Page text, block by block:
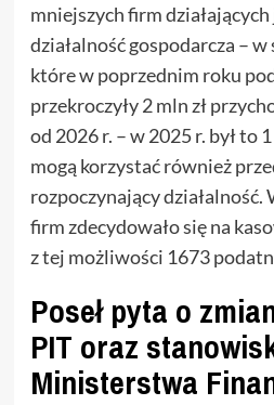
mniejszych firm
działalność gospodarcza –
które w poprzednim roku
przekroczyły 2 mln zł
od 2026 r. – w 2025 r. był to
mogą korzystać również
rozpoczynający
firm zdecydowało się na
z tej możliwości 1673
Poseł pyta o
PIT oraz
Ministerstwa